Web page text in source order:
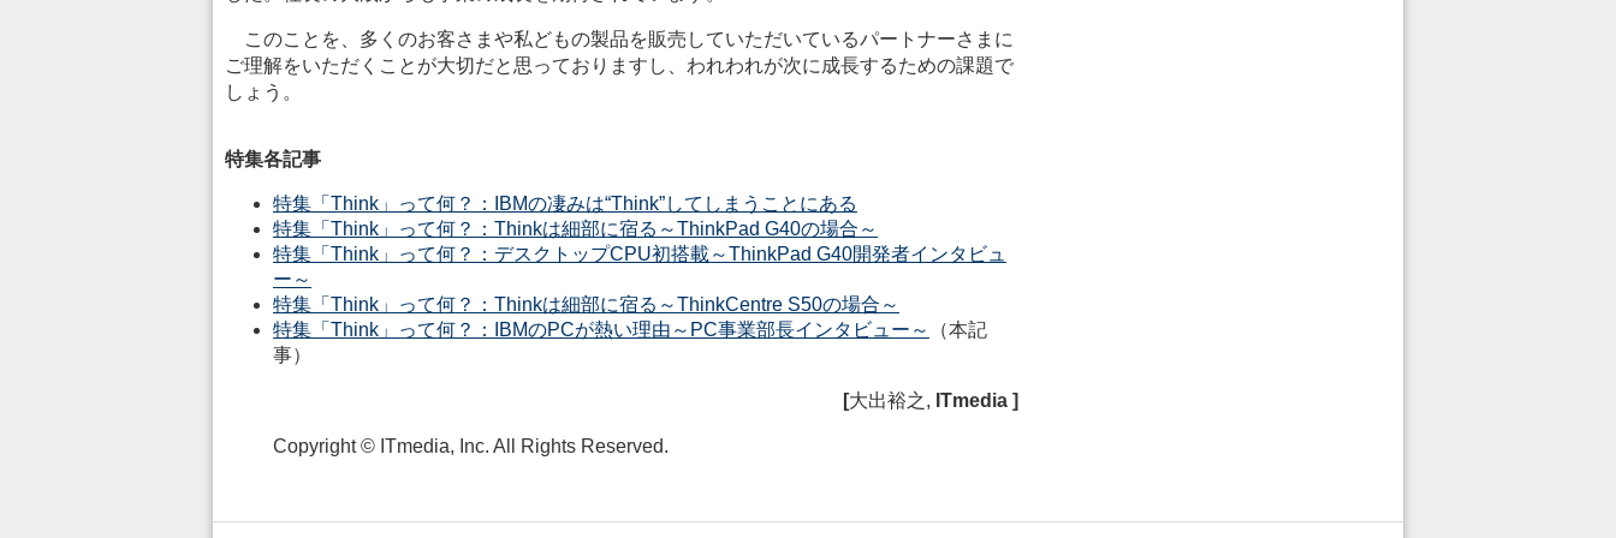
このことを、多くのお客さまや私どもの製品を販売していただいているパートナーさまに
ご理解をいただくことが大切だと思っておりますし、われわれが次に成長するための課題で
しょう。
特集各記事
特集「Think」って何？：IBMの凄みは“Think”してしまうことにある
特集「Think」って何？：Thinkは細部に宿る～ThinkPad G40の場合～
特集「Think」って何？：デスクトップCPU初搭載～ThinkPad G40開発者インタビュ
ー～
特集「Think」って何？：Thinkは細部に宿る～ThinkCentre S50の場合～
特集「Think」って何？：IBMのPCが熱い理由～PC事業部長インタビュー～
（本記
事）
[大出裕之, ITmedia ]
Copyright © ITmedia, Inc. All Rights Reserved.